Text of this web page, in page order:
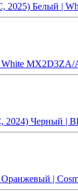
2025) Белый |
White MX2D3ZA/
2024) Черный |
|